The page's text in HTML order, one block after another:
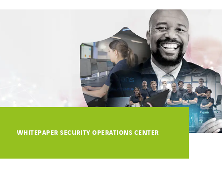
Subunternehmer
Kontakt
WHITEPAPER SECURITY OPERATIONS CENTER